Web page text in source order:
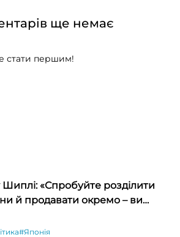
ще немає
стати першим!
«Спробуйте розділити
й продавати окремо – ви
#Японія